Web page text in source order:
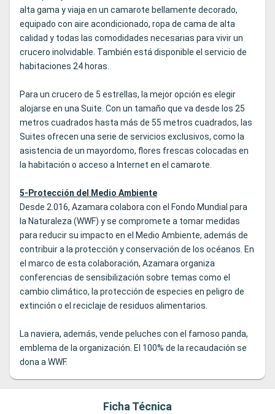
alta gama y viaja en un camarote bellamente decorado,
equipado con aire acondicionado, ropa de cama de alta
calidad y todas las comodidades necesarias para vivir un
crucero inolvidable. También está disponible el servicio de
habitaciones 24 horas.
Para un crucero de 5 estrellas, la mejor opción es elegir
alojarse en una Suite. Con un tamaño que va desde los 25
metros cuadrados hasta más de 55 metros cuadrados, las
Suites ofrecen una serie de servicios exclusivos, como la
asistencia de un mayordomo, flores frescas colocadas en
la habitación o acceso a Internet en el camarote.
5-Protección del Medio Ambiente
Desde 2.016, Azamara colabora con el Fondo Mundial para
la Naturaleza (WWF) y se compromete a tomar medidas
para reducir su impacto en el Medio Ambiente, además de
contribuir a la protección y conservación de los océanos. En
el marco de esta colaboración, Azamara organiza
conferencias de sensibilización sobre temas como el
cambio climático, la protección de especies en peligro de
extinción o el reciclaje de residuos alimentarios.
La naviera, además, vende peluches con el famoso panda,
emblema de la organización. El 100% de la recaudación se
dona a WWF.
Ficha Técnica